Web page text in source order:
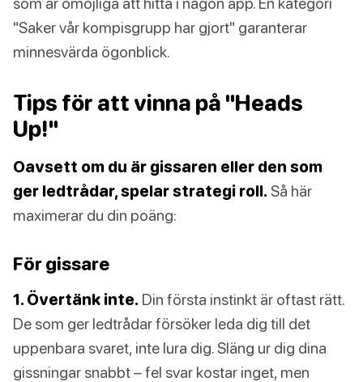
"Saker vår kompisgrupp har gjort" garanterar
minnesvärda ögonblick.
Tips för att vinna på "Heads
Up!"
Oavsett om du är gissaren eller den som
ger ledtrådar, spelar strategi roll. Så här
maximerar du din poäng:
För gissare
1. Övertänk inte. Din första instinkt är oftast rätt.
De som ger ledtrådar försöker leda dig till det
uppenbara svaret, inte lura dig. Släng ur dig dina
gissningar snabbt – fel svar kostar inget, men